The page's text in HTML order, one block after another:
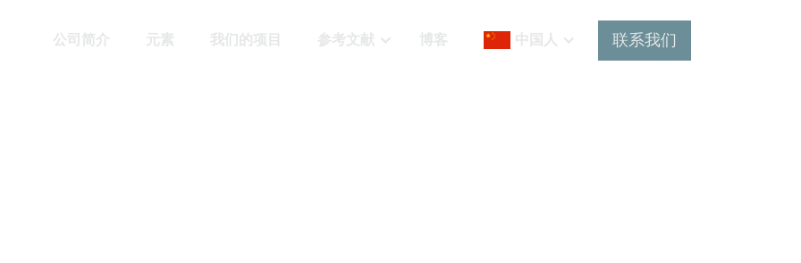
公司简介 元素 我们的项目 参考文献 博客 中国人 联系我们